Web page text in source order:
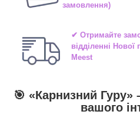
замовлення)
✔ Отримайте
відділенні Нової
Meest
🎯 «Карнизний Гуру»
вашого